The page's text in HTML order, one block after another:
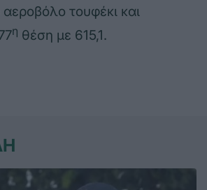
τουφέκι και
η θέση με 615,1.